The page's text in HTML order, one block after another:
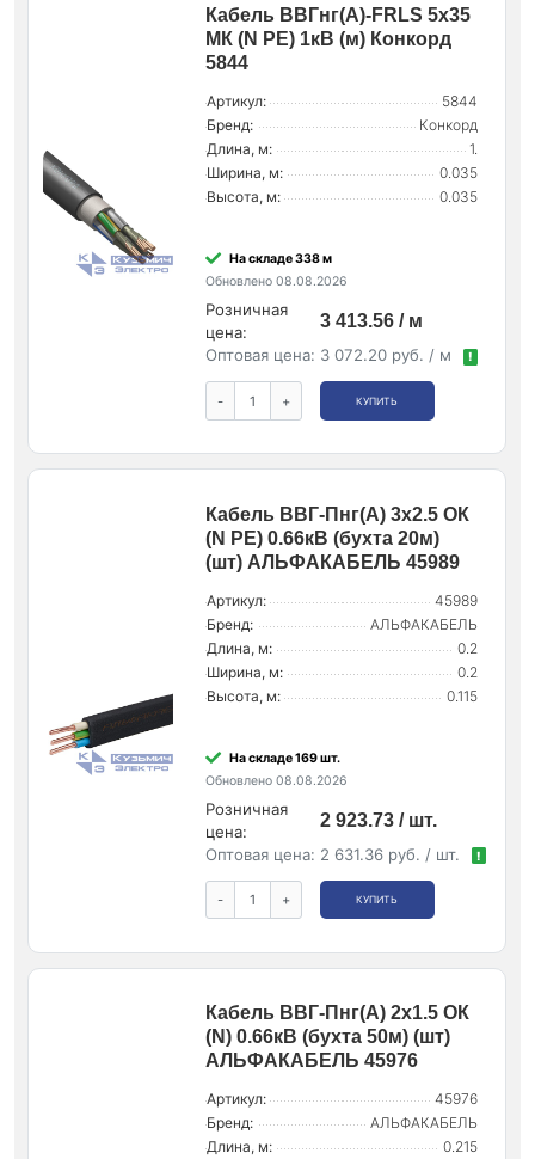
Кабель ВВГнг(А)-FRLS 5х35
МК (N PE) 1кВ (м) Конкорд
5844
Артикул:
5844
Бренд:
Конкорд
Длина, м:
1.
Ширина, м:
0.035
Высота, м:
0.035
На складе 338 м
Обновлено 08.08.2026
Розничная
цена:
3 413.56 / м
Оптовая цена: 3 072.20 руб. / м !
- + КУПИТЬ
Кабель ВВГ-Пнг(А) 3х2.5 ОК
(N PE) 0.66кВ (бухта 20м)
(шт) АЛЬФАКАБЕЛЬ 45989
Артикул:
45989
Бренд:
АЛЬФАКАБЕЛЬ
Длина, м:
0.2
Ширина, м:
0.2
Высота, м:
0.115
На складе 169 шт.
Обновлено 08.08.2026
Розничная
цена:
2 923.73 / шт.
Оптовая цена: 2 631.36 руб. / шт. !
- + КУПИТЬ
Кабель ВВГ-Пнг(А) 2х1.5 ОК
(N) 0.66кВ (бухта 50м) (шт)
АЛЬФАКАБЕЛЬ 45976
Артикул:
45976
Бренд:
АЛЬФАКАБЕЛЬ
Длина, м:
0.215